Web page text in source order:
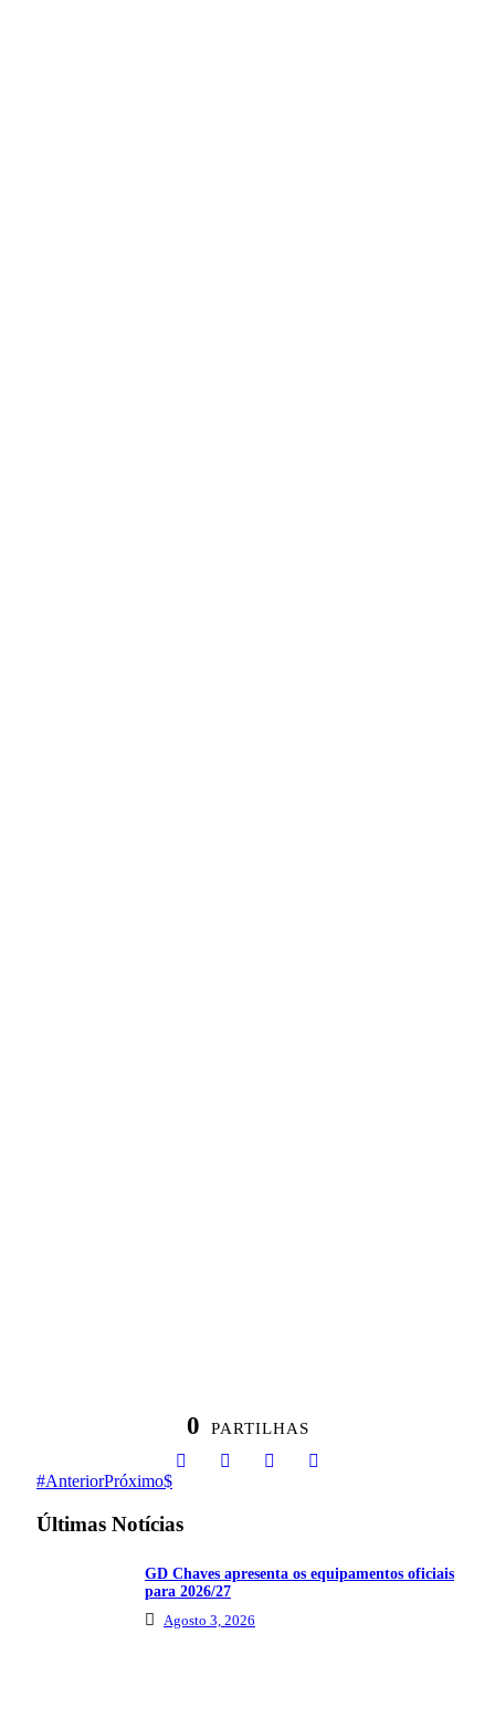
0 PARTILHAS
AnteriorPróximo
Últimas Notícias
GD Chaves apresenta os equipamentos oficiais
para 2026/27
Agosto 3, 2026